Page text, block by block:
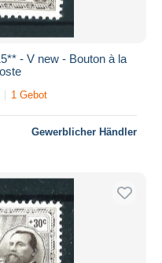
- V new - Bouton à la
1 Gebot
Gewerblicher Händler